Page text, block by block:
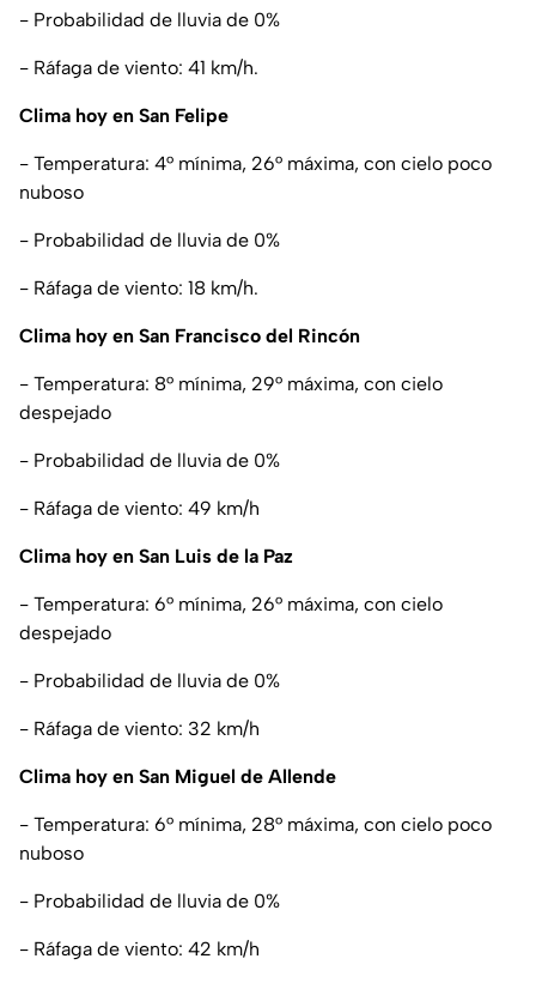
- Probabilidad de lluvia de 0%
- Ráfaga de viento: 41 km/h.
Clima hoy en San Felipe
- Temperatura: 4° mínima, 26° máxima, con cielo poco
nuboso
- Probabilidad de lluvia de 0%
- Ráfaga de viento: 18 km/h.
Clima hoy en San Francisco del Rincón
- Temperatura: 8° mínima, 29° máxima, con cielo
despejado
- Probabilidad de lluvia de 0%
- Ráfaga de viento: 49 km/h
Clima hoy en San Luis de la Paz
- Temperatura: 6° mínima, 26° máxima, con cielo
despejado
- Probabilidad de lluvia de 0%
- Ráfaga de viento: 32 km/h
Clima hoy en San Miguel de Allende
- Temperatura: 6° mínima, 28° máxima, con cielo poco
nuboso
- Probabilidad de lluvia de 0%
- Ráfaga de viento: 42 km/h